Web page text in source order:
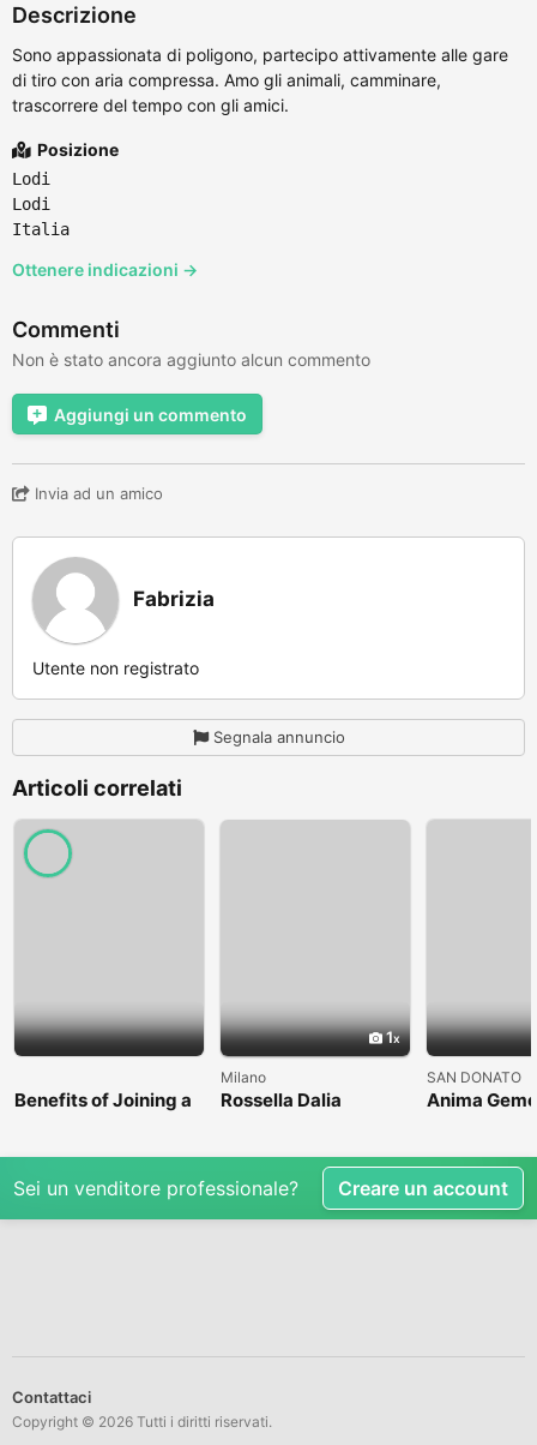
Descrizione
Sono appassionata di poligono, partecipo attivamente alle gare
di tiro con aria compressa. Amo gli animali, camminare,
trascorrere del tempo con gli amici.
Posizione
Lodi
Lodi
Italia
Ottenere indicazioni →
Commenti
Non è stato ancora aggiunto alcun commento
Aggiungi un commento
Invia ad un amico
Fabrizia
Utente non registrato
Segnala annuncio
Articoli correlati
Benefits of Joining a
Professional Nasha
1
Milano
Rossella Dalia
SAN DONATO
Anima
Sei un venditore professionale? Creare un account
Contattaci
Copyright © 2026 Tutti i diritti riservati.